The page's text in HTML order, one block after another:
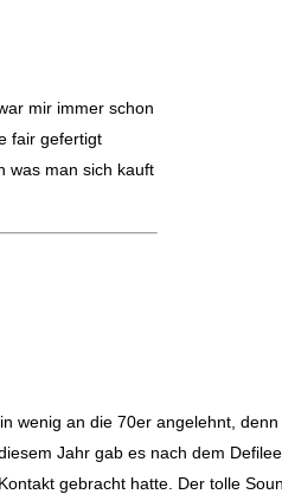
mir immer schon
fair gefertigt
was man sich kauft
wenig an die 70er angelehnt,
Jahr gab es nach dem
gebracht hatte. Der tolle